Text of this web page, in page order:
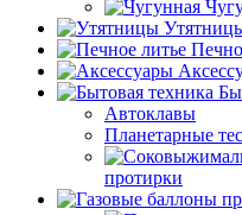
Автоклавы
Планетарные
протирки